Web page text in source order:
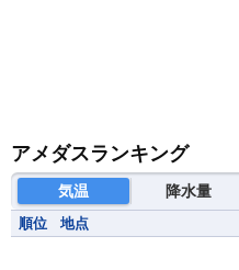
アメダスランキング
気温 降水量
順位 地点